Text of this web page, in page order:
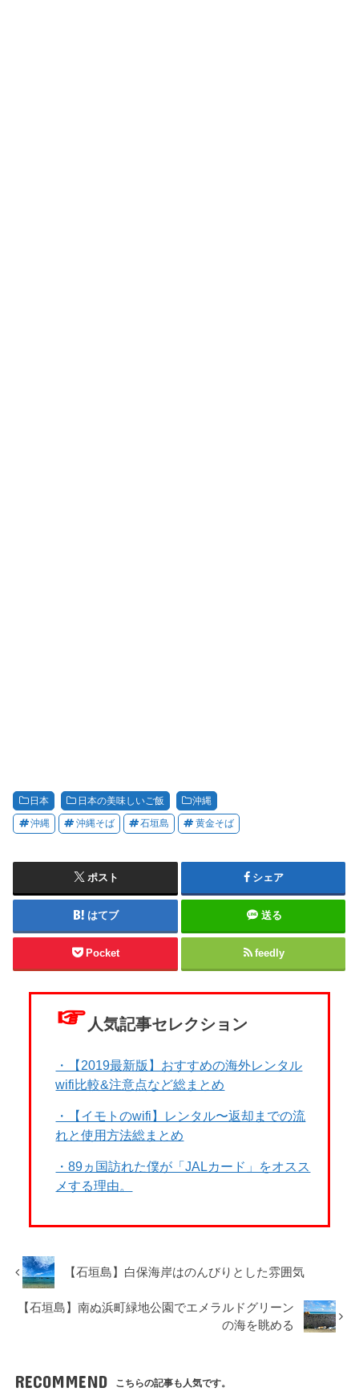
日本 日本の美味しいご飯 沖縄
沖縄 沖縄そば 石垣島 黄金そば
ポスト シェア
はてブ 送る
Pocket feedly
☞ 人気記事セレクション
・【2019最新版】おすすめの海外レンタル
wifi比較&注意点など総まとめ
・【イモトのwifi】レンタル〜返却までの流
れと使用方法総まとめ
・89ヵ国訪れた僕が「JALカード」をオスス
メする理由。
【石垣島】白保海岸はのんびりとした雰囲気
【石垣島】南ぬ浜町緑地公園でエメラルドグリーン
の海を眺める
RECOMMEND こちらの記事も人気です。